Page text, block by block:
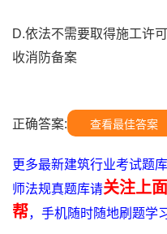
D.依法不需要取得施工许
收消防备案
正确答案: 查看最佳答案
更多最新建筑行业考试题
师法规真题库请关注上
帮，手机随时随地刷题学